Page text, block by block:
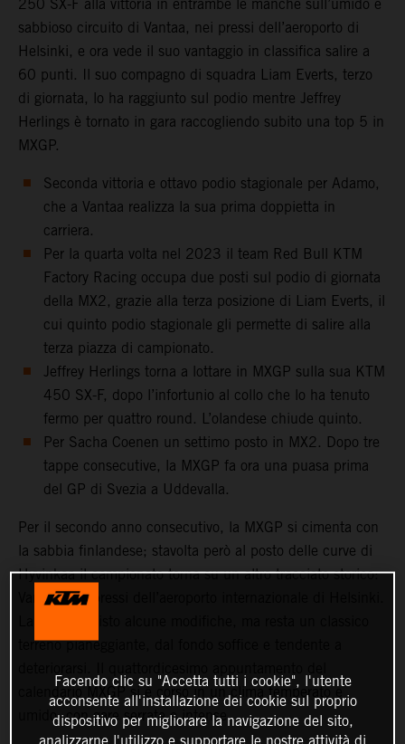
250 SX-F alla vittoria in entrambe le manche sull’umido e
sabbioso circuito di Vantaa, nei pressi dell’aeroporto di
Helsinki, e ora vede il suo vantaggio in classifica salire a
60 punti. Il suo compagno di squadra Liam Everts, terzo
di giornata, lo ha raggiunto sul podio mentre Jeffrey
Herlings è tornato in gara raccogliendo subito una top 5 in
MXGP.
Seconda vittoria e ottavo podio stagionale per Adamo,
che a Vantaa realizza la sua prima doppietta in
carriera.
Per la quarta volta nel 2023 il team Red Bull KTM
Factory Racing occupa due posti sul podio di giornata
della MX2, grazie alla terza posizione di Liam Everts, il
cui quinto podio stagionale gli permette di salire alla
terza piazza di campionato.
Jeffrey Herlings torna a lottare in MXGP sulla sua KTM
450 SX-F, dopo l’infortunio al collo che lo ha tenuto
fermo per quattro round. L’olandese chiude quinto.
Per Sacha Coenen un settimo posto in MX2. Dopo tre
tappe consecutive, la MXGP fa ora una puasa prima
del GP di Svezia a Uddevalla.
Per il secondo anno consecutivo, la MXGP si cimenta con
la sabbia finlandese; stavolta però al posto delle curve di
Hyvinkaa il campionato torna su un altro tracciato storico:
Vantaa, nei pressi dell’aeroporto internazionale di Helsinki.
terreno pianeggiante, dal fondo soffice e tendente a
calendario MXGP si è corso in un clima temperato e
umido, con gare serrate e intense.
Facendo clic su "Accetta tutti i cookie", l'utente
acconsente all'installazione dei cookie sul proprio
dispositivo per migliorare la navigazione del sito,
analizzarne l'utilizzo e supportare le nostre attività di